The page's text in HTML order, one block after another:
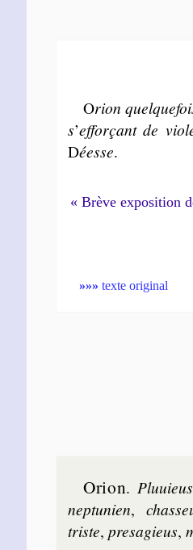
Orion
s’ef­for­çant de
Déesse.
« Brève expo­si­tion
»»» texte original
Orion. Plu­uieus
nep­tu­nien,
triste, pre­sa­gieus,